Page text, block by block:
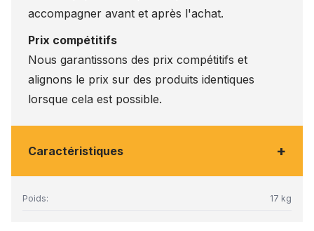
accompagner avant et après l'achat.
Prix compétitifs
Nous garantissons des prix compétitifs et
alignons le prix sur des produits identiques
lorsque cela est possible.
Caractéristiques +
Poids: 17 kg